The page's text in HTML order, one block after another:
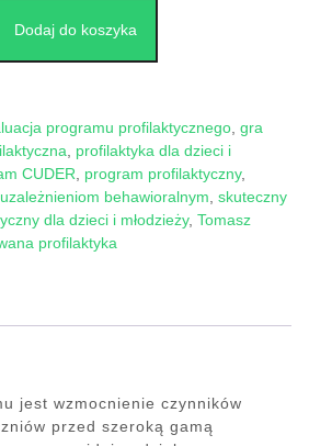
Dodaj do koszyka
programu profilaktycznego, gra
profilaktyka dla dzieci i
CUDER program profilaktyczny,
behawioralnym skuteczny
dla dzieci i młodzieży, Tomasz
profilaktyka
jest wzmocnienie czynników
przed szeroką gamą